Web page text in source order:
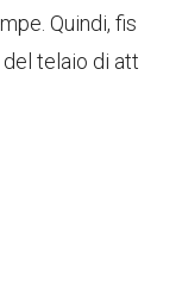
Quindi, fis
telaio di att